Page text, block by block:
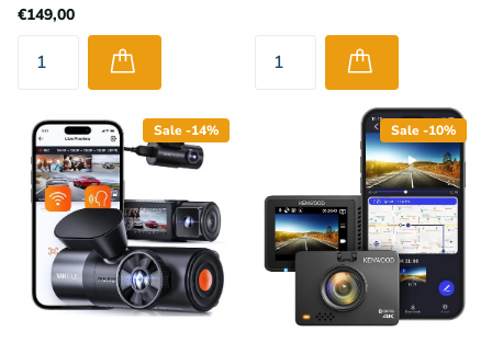
€149,00
Sale -14% Sale -10%